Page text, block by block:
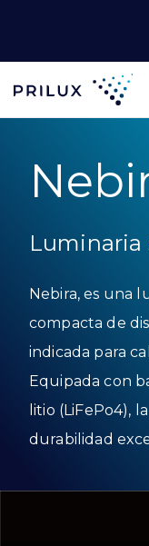
Luminaria
Nebira, es una
compacta de
indicada para
Equipada con
litio (LiFePo4),
durabilidad